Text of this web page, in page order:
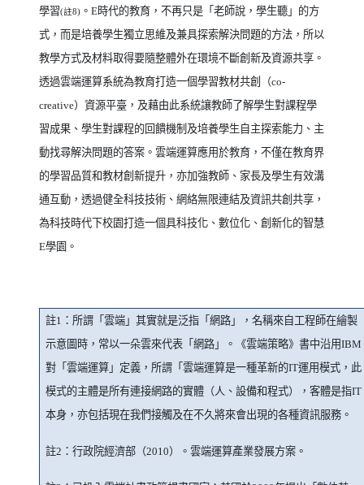
學習(註8) 。 E時代的教育，不再只是「老師說，學生聽」的方
式，而是培養學生獨立思維及兼具探索解決問題的方法，所以
教學方式及材料取得要隨整體外在環境不斷創新及資源共享。
透過雲端運算系統為教育打造一個學習教材共創（co-
creative）資源平臺，及藉由此系統讓教師了解學生對課程學
習成果、學生對課程的回饋機制及培養學生自主探索能力、主
動找尋解決問題的答案。雲端運算應用於教育，不僅在教育界
的學習品質和教材創新提升，亦加強教師、家長及學生有效溝
通互動，透過健全科技技術、網絡無限連結及資訊共創共享，
為科技時代下校園打造一個具科技化、數位化、創新化的智慧
E學園。
註1 ：所謂「雲端」其實就是泛指「網路」，名稱來自工程師在繪製
示意圖時，常以一朵雲來代表「網路」。《雲端策略》書中沿用IBM
對「雲端運算」定義，所謂「雲端運算是一種革新的IT運用模式，此
模式的主體是所有連接網路的實體（人、設備和程式），客體是指IT
本身，亦包括現在我們接觸及在不久將來會出現的各種資訊服務。
註2 ：行政院經濟部（2010）。雲端運算產業發展方案。